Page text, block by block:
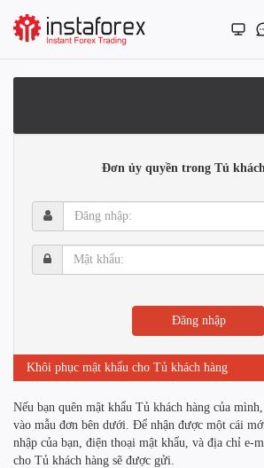
Đơn ủy quyền trong Tủ
Đăng
nhập:
Mật
khẩu:
Đăng nhập
Khôi phục mật khẩu cho Tủ khách hàng
Nếu bạn quên mật khẩu Tủ khách hàng của
vào mẫu đơn bên dưới. Để nhận được một cái
nhập của bạn, điện thoại mật khẩu, và địa chỉ e-
cho Tủ khách hàng sẽ được gửi.